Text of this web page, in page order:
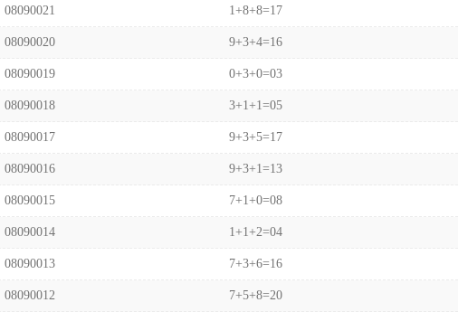
08090021 1+8+8=17
08090020 9+3+4=16
08090019 0+3+0=03
08090018 3+1+1=05
08090017 9+3+5=17
08090016 9+3+1=13
08090015 7+1+0=08
08090014 1+1+2=04
08090013 7+3+6=16
08090012 7+5+8=20